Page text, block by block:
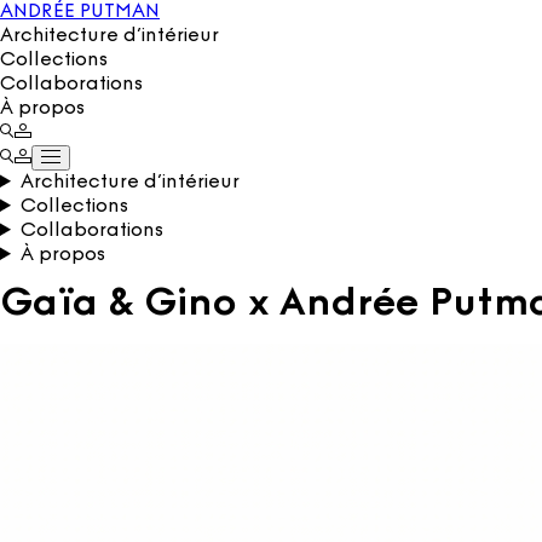
ANDRÉE PUTMAN
Architecture d’intérieur
Collections
Collaborations
À propos
Architecture d’intérieur
Collections
Collaborations
À propos
Gaïa & Gino x Andrée